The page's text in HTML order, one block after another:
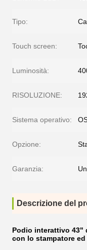
Tipo:
Touch screen:
Luminosità:
RISOLUZIONE:
Sistema operativo:
Opzione:
Garanzia:
Descrizione del
Podio interattivo 43"
con lo stampatore